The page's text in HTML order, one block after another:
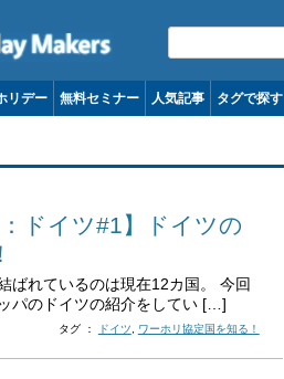
コンテンツへ移動
リデー 無料セミナー 人気記事 タグで探す
ドイツ#1】ドイツの
ばれているのは現在12カ国。 今回
パのドイツの紹介をしてい […]
タグ ： ドイツ, ワーホリ協定国を知る！